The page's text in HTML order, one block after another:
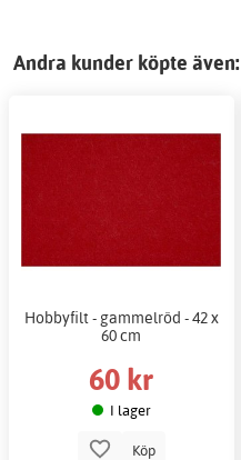
Andra kunder köpte även:
Hobbyfilt - gammelröd - 42 x
60 cm
60 kr
I lager
Köp